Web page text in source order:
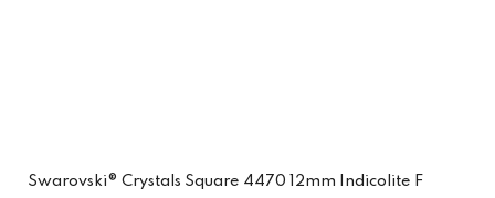
Swarovski® Crystals Square 4470 12mm Indicolite F